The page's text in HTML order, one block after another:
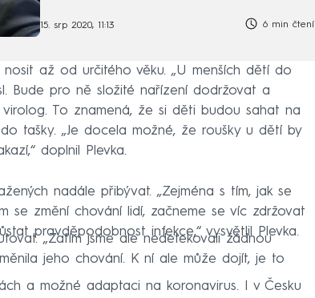
15. srp 2020, 11:13 6 min čtení
nosit až od určitého věku. „U menších dětí do
Bude pro ně složité nařízení dodržovat a
virolog. To znamená, že si děti budou sahat na
tašky. „Je docela možné, že roušky u dětí by
doplnil Plevka.
nadále přibývat. „Zejména s tím, jak se
se změní chování lidí, začneme se víc zdržovat
pravděpodobnost infekce,“ vysvětlil Plevka.
„Zatím jsme ale nedetekovali žádnou
jeho chování. K ní ale může dojít, je to
a možné adaptaci na koronavirus. I v Česku